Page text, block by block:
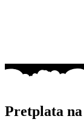
Pretplata